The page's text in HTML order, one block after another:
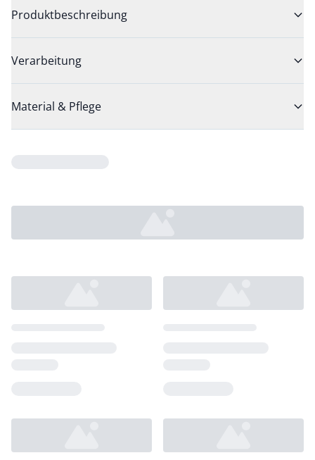
Produktbeschreibung
Verarbeitung
Material & Pflege